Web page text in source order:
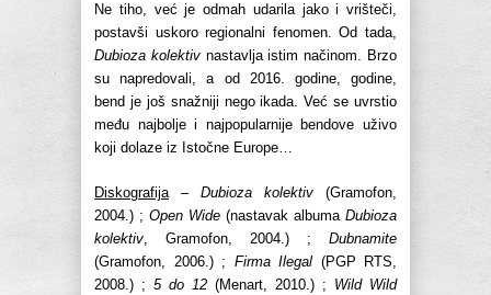
Ne tiho, već je odmah udarila jako i vrišteči,
postavši uskoro regionalni fenomen. Od tada,
Dubioza kolektivnastavlja istim načinom. Brzo
su napredovali, a od 2016. godine, godine,
bend je još snažniji nego ikada. Već se uvrstio
među najbolje i najpopularnije bendove uživo
koji dolaze iz Istočne Europe…
Diskografija– Dubioza kolektiv (Gramofon,
2004.) ; Open Wide (nastavak albuma Dubioza
kolektiv, Gramofon, 2004.) ; Dubnamite
(Gramofon, 2006.) ; Firma Ilegal (PGP RTS,
2008.) ; 5 do 12 (Menart, 2010.) ; Wild Wild